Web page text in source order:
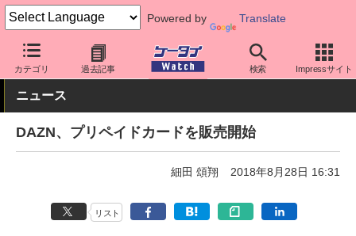
Powered by Translate
カテゴリ 過去記事 検索 Impressサイト
ケータイ Watch アプリ・サービス 動画・音楽・ゲーム
ニュース
DAZN、プリペイドカードを販売開始
細田 頌翔 2018年8月28日 16:31
リスト